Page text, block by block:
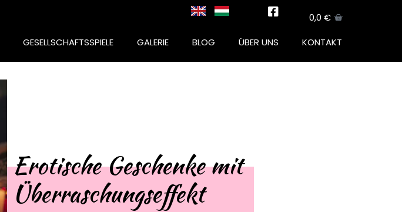
0,0€
GESELLSCHAFTSSPIELE GALERIE BLOG ÜBER UNS KONTAKT
Erotische Geschenke mit
Überraschungseffekt